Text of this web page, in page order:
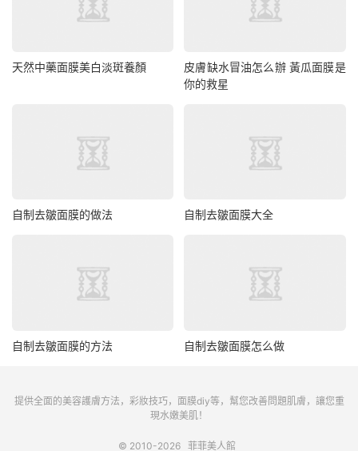
天然中藥面膜美白淡斑養顏
皮膚缺水冒油怎么辦 黃瓜面膜是
你的救星
自制去皺面膜的做法 自制去皺面膜大全
自制去皺面膜的方法 自制去皺面膜怎么做
提供全面的美容護膚方法，彩妝技巧，面膜diy等，幫您改善問題肌膚，讓您重
現水嫩美肌！
© 2010-2026 菲菲美人館